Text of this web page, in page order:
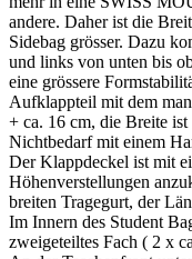
andere. Daher ist die
Sidebag grösser. Dazu
und links von unten bis
eine grössere
Aufklappteil mit dem
+ ca. 16 cm, die Breite
Nichtbedarf mit einem
Der Klappdeckel ist mit
Höhenverstellungen
breiten Tragegurt, der
Im Innern des Student
zweigeteiltes Fach ( 2 x